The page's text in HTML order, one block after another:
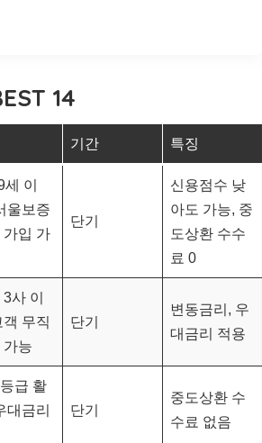
14
기간 특징
이
울보증
가입 가
단기
신용점수 낮
아도 가능, 중
도상환 수수
료 0
사 이
객 무직
가능
단기
변동금리, 우
대금리 적용
급 활
대금리
단기
중도상환 수
수료 없음